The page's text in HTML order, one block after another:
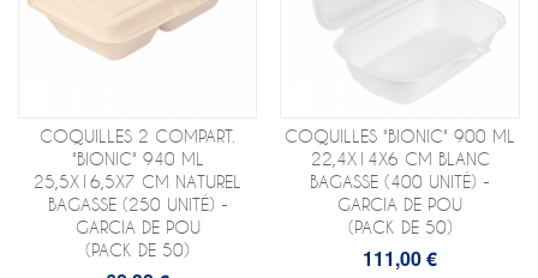
COQUILLES 2 COMPART.
"BIONIC" 940 ML
25,5X16,5X7 CM NATUREL
BAGASSE (250 UNITÉ) -
GARCIA DE POU
(PACK DE 50)
COQUILLES "BIONIC" 900 ML
22,4X14X6 CM BLANC
BAGASSE (400 UNITÉ) -
GARCIA DE POU
(PACK DE 50)
111,00 €